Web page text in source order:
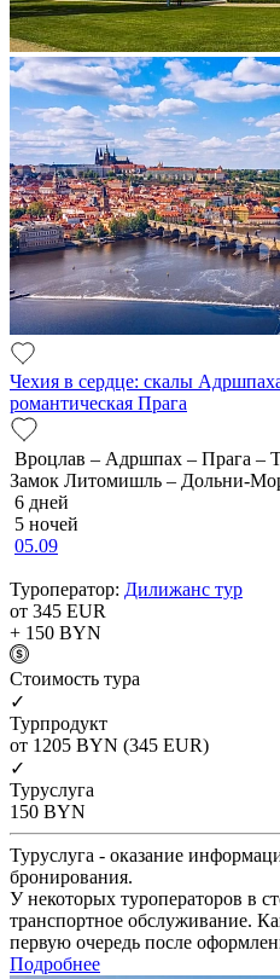
Чехия в сердце: скалы
романтическая Прага
Вроцлав – Адршпах – Прага –
Замок Литомишль – Дольни-
6 дней
5 ночей
05.09
Туроператор: Дилижанс тур
от 345 EUR
+ 150 BYN
Cтоимость тура
✓
Турпродукт
от 1205 BYN (345 EUR)
✓
Туруслуга
150 BYN
Туруслуга - оказание
бронирования.
У некоторых туроператоров в
транспортное обслуживание.
первую очередь после
Подробнее